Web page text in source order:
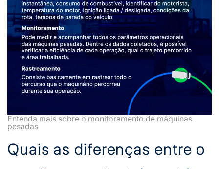
Entenda mais sobre o monitoramento de máquinas
pesadas
Quais as diferenças entre o